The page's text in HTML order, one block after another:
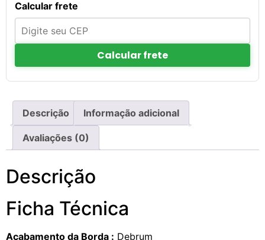
Calcular frete
Calcular frete
Descrição Informação adicional
Avaliações (0)
Descrição
Ficha Técnica
Acabamento da Borda : Debrum